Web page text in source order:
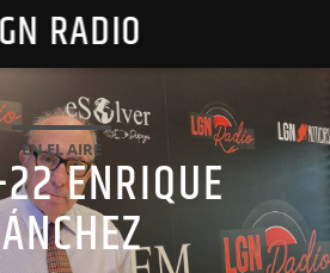
RADIO
EN EL AIRE
ENRIQUE